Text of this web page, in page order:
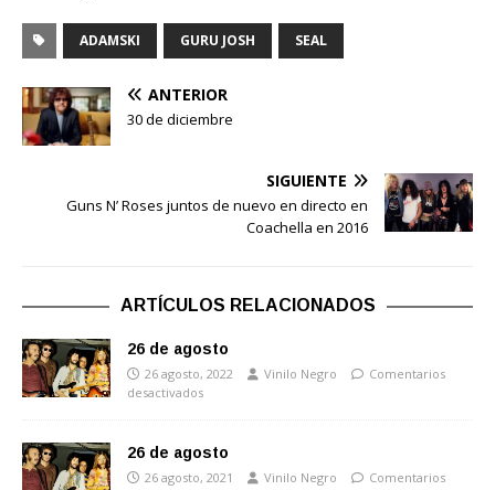
ADAMSKI GURU JOSH SEAL
ANTERIOR
30 de diciembre
SIGUIENTE
Guns N’ Roses juntos de nuevo en directo en
Coachella en 2016
ARTÍCULOS RELACIONADOS
26 de agosto
26 agosto, 2022 Vinilo Negro
Comentarios
desactivados
26 de agosto
26 agosto, 2021 Vinilo Negro
Comentarios